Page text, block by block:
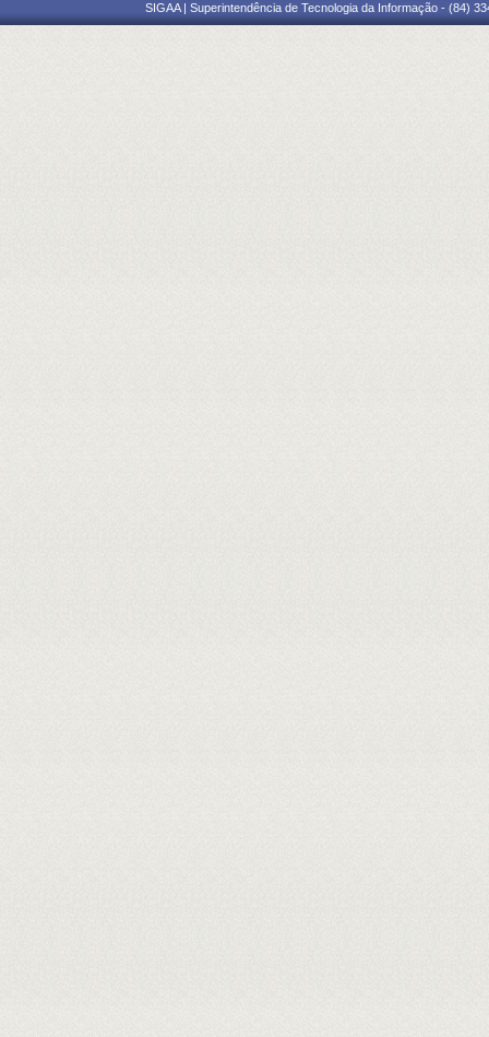
SIGAA | Superintendência de Tecnologia da Informação - (84)